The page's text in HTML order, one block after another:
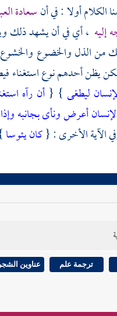
الكلام أولا : في أنسعادة
إليه ، أي في أن يشهد ذلك
الذل والخضوع والخشوع
يظن أحدهم نوع استغناء
ليطغى } {أن رآه
أعرض ونأى بجانبه
الآية الأخرى : {كان يئوسا
ترجمة علم عناوين